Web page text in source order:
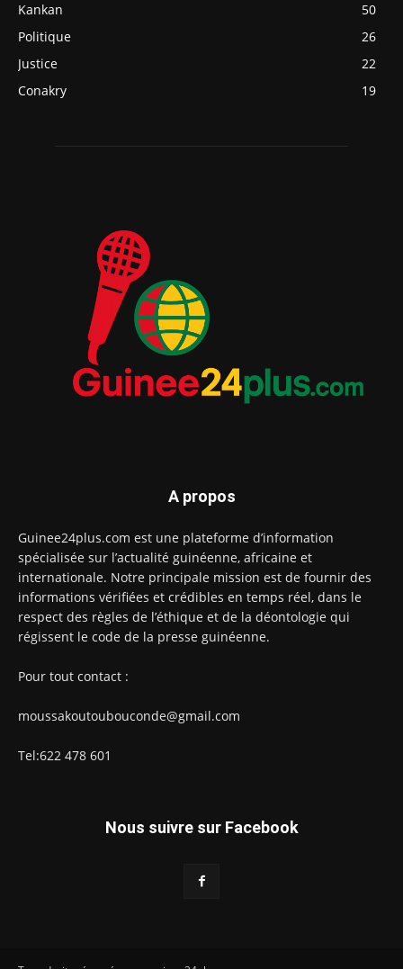
Kankan
50
Politique
26
Justice
22
Conakry
19
A propos
Guinee24plus.com est une plateforme d’information
spécialisée sur l’actualité guinéenne, africaine et
internationale. Notre principale mission est de fournir des
informations vérifiées et crédibles en temps réel, dans le
respect des règles de l’éthique et de la déontologie qui
régissent le code de la presse guinéenne.
Pour tout contact :
moussakoutoubouconde@gmail.com
Tel:622 478 601
Nous suivre sur Facebook